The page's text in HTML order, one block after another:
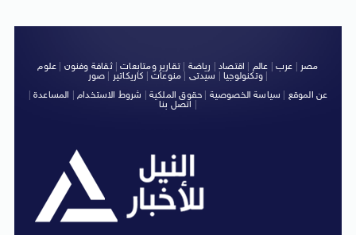
مصر عرب عالم اقتصاد رياضة |تقارير ومتابعات|ثقافة وفنون
علوم
وتكنولوجيا| سيدتى منوعات كاريكاتير صور
|
عن الموقع
سياسة الخصوصية حقوق الملكية شروط الاستخدام| المساعدة|
اتصل بنا